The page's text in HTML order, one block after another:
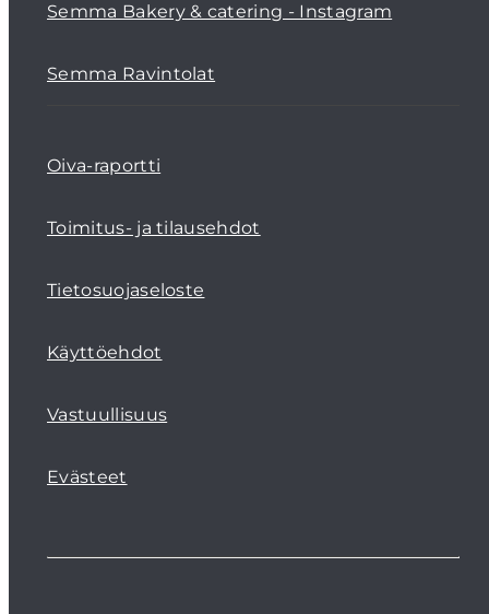
Semma Bakery & catering - Instagram
Semma Ravintolat
Oiva-raportti
Toimitus- ja tilausehdot
Tietosuojaseloste
Käyttöehdot
Vastuullisuus
Evästeet